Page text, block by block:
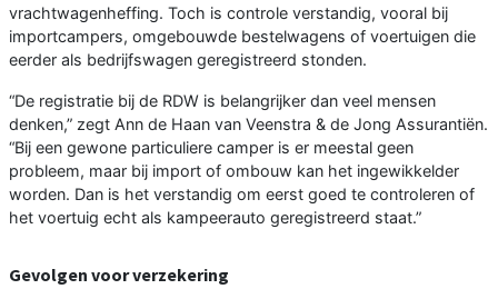
vrachtwagenheffing. Toch is controle verstandig, vooral bij
importcampers, omgebouwde bestelwagens of voertuigen die
eerder als bedrijfswagen geregistreerd stonden.
“De registratie bij de RDW is belangrijker dan veel mensen
denken,” zegt Ann de Haan van Veenstra & de Jong Assurantiën.
“Bij een gewone particuliere camper is er meestal geen
probleem, maar bij import of ombouw kan het ingewikkelder
worden. Dan is het verstandig om eerst goed te controleren of
het voertuig echt als kampeerauto geregistreerd staat.”
Gevolgen voor verzekering